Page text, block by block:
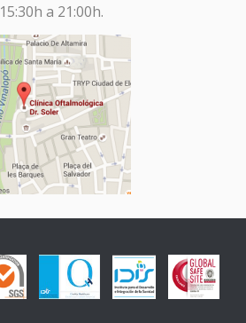
15:30h a 21:00h.